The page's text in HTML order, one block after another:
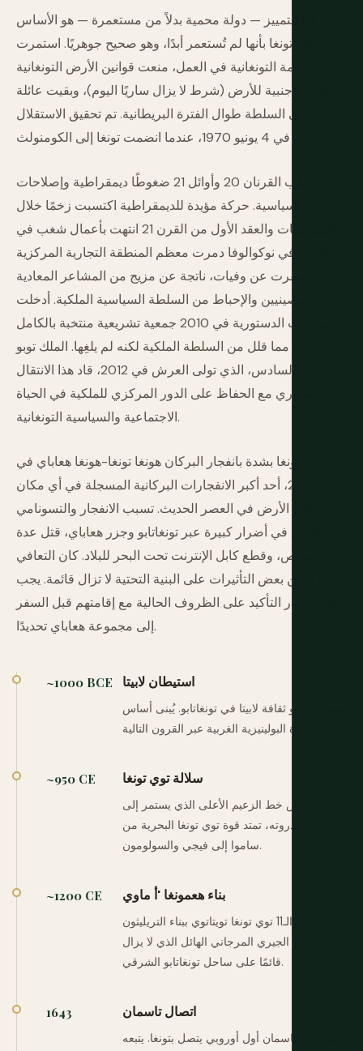
هذا التمييز — دولة محمية بدلاً من مستعمرة — هو الأساس
لادعاء تونغا بأنها لم تُستعمر أبدًا، وهو صحيح جوهريًا. استمرت
الحكومة التونغانية في العمل، منعت قوانين الأرض التونغانية
الملكية الأجنبية للأرض (شرط لا يزال ساريًا اليوم)، وبقيت عائلة
الملكية في السلطة طوال الفترة البريطانية. تم تحقيق الاستقلال
جلب القرنان 20 وأوائل 21 ضغوطًا ديمقراطية وإصلاحات
سياسية. حركة مؤيدة للديمقراطية اكتسبت زخمًا خلال
التسعينيات والعقد الأول من القرن 21 انتهت بأعمال شغب في
2006 في نوكوالوفا دمرت معظم المنطقة التجارية المركزية
وأسفرت عن وفيات، ناتجة عن مزيج من المشاعر المعادية
للصينيين والإحباط من السلطة السياسية الملكية. أدخلت
الإصلاحات الدستورية في 2010 جمعية تشريعية منتخبة بالكامل
لأول مرة، مما قلل من السلطة الملكية لكنه لم يلغِها. الملك توبو
السادس، الذي تولى العرش في 2012، قاد هذا الانتقال
الدستوري مع الحفاظ على الدور المركزي للملكية في الحياة
الاجتماعية والسياسية التونغانية.
تأثرت تونغا بشدة بانفجار البركان هونغا تونغا-هونغا هعاباي في
يناير 2022، أحد أكبر الانفجارات البركانية المسجلة في أي مكان
على الأرض في العصر الحديث. تسبب الانفجار والتسونامي
اللاحق في أضرار كبيرة عبر تونغاتابو وجزر هعاباي، قتل عدة
أشخاص، وقطع كابل الإنترنت تحت البحر للبلاد. كان التعافي
كبيرًا لكن بعض التأثيرات على البنية التحتية لا تزال قائمة. يجب
على الزوار التأكيد على الظروف الحالية مع إقامتهم قبل السفر
إلى مجموعة هعاباي تحديدًا.
~1000 BCE استيطان لابيتا
يستقر بحارو ثقافة لابيتا في تونغاتابو. يُبنى أساس
~950 CE سلالة توي تونغا
يُؤسس خط الزعيم الأعلى الذي يستمر إلى
اليوم. في ذروته، تمتد قوة توي تونغا البحرية من
ساموا إلى فيجي والسولومون.
~1200 CE بناء هعمونغا 'أ ماوي
يأمر الـ11 توي تونغا تويتاتوي ببناء التريليثون
الحجري الجيري المرجاني الهائل الذي لا يزال
قائمًا على ساحل تونغاتابو الشرقي.
1643 اتصال تاسمان
يصبح أبيل تاسمان أول أوروبي يتصل بتونغا. يتبعه